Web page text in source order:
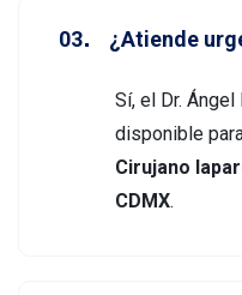
¿Atiende
Sí, el Dr.
disponible
Cirujano
CDMX.